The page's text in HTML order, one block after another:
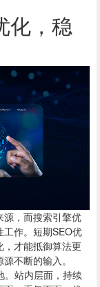
化，稳
源，而搜索引擎优
作。短期SEO优
才能抵御算法更
不断的输入。
。站内层面，持续